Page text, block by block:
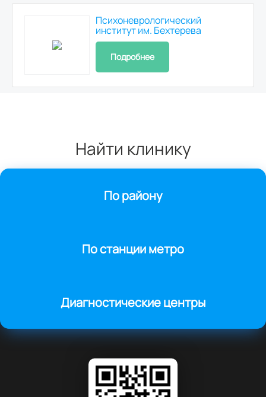
Психоневрологический
институт им. Бехтерева
Подробнее
Найти клинику
По району
По станции метро
Диагностические центры